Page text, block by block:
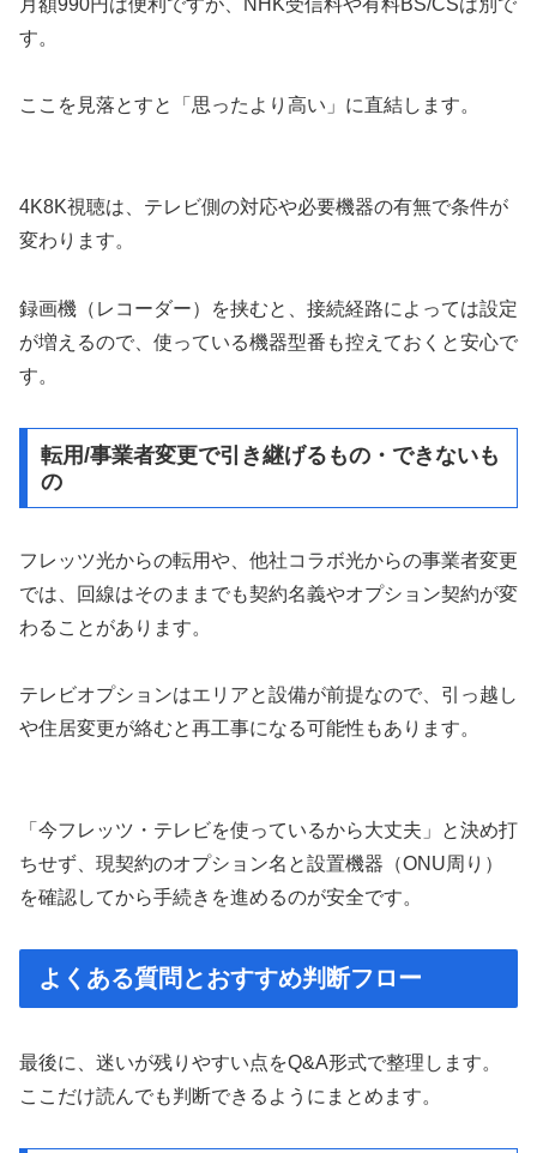
す。
ここを見落とすと「思ったより高い」に直結します。
4K8K視聴は、テレビ側の対応や必要機器の有無で条件が
変わります。
録画機（レコーダー）を挟むと、接続経路によっては設定
が増えるので、使っている機器型番も控えておくと安心で
す。
転用/事業者変更で引き継げるもの・できないも
の
フレッツ光からの転用や、他社コラボ光からの事業者変更
では、回線はそのままでも契約名義やオプション契約が変
わることがあります。
テレビオプションはエリアと設備が前提なので、引っ越し
や住居変更が絡むと再工事になる可能性もあります。
「今フレッツ・テレビを使っているから大丈夫」と決め打
ちせず、現契約のオプション名と設置機器（ONU周り）
を確認してから手続きを進めるのが安全です。
よくある質問とおすすめ判断フロー
最後に、迷いが残りやすい点をQ&A形式で整理します。
ここだけ読んでも判断できるようにまとめます。